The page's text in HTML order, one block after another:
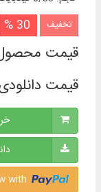
تخفیف 30 %
قیمت
قیمت